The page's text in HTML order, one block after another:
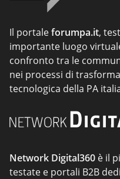
Il portaleforumpa.it,
importante luogo
confronto tra le
nei processi di
tecnologica della PA
Network Digital360 è il
testate e portali B2B